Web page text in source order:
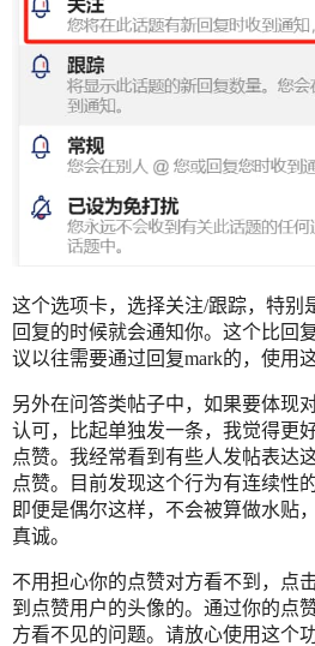
这个选项卡，选择关注/跟踪，特别
回复的时候就会通知你。这个比回
议以往需要通过回复mark的，使用
另外在问答类帖子中，如果要体现
认可，比起单独发一条，我觉得更
点赞。我经常看到有些人发帖表达
点赞。目前发现这个行为有连续性
即便是偶尔这样，不会被算做水贴
真诚。
不用担心你的点赞对方看不到，点
到点赞用户的头像的。通过你的点
方看不见的问题。请放心使用这个功